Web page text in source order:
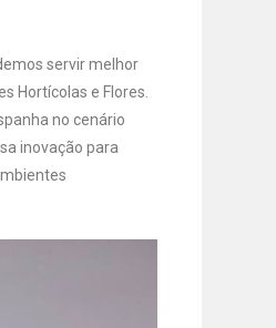
servir melhor
Hortícolas e Flores.
no cenário
inovação para